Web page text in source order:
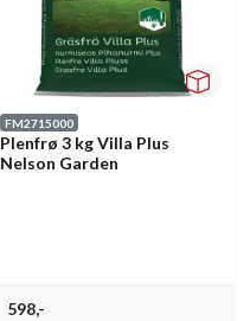
FM2715000
Plenfrø 3 kg Villa Plus
Nelson Garden
598,-